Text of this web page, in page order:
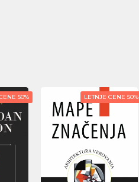
50% LETNJE CENE 50%